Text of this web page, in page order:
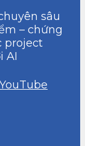
sâu
– chứng
project
AI
YouTube